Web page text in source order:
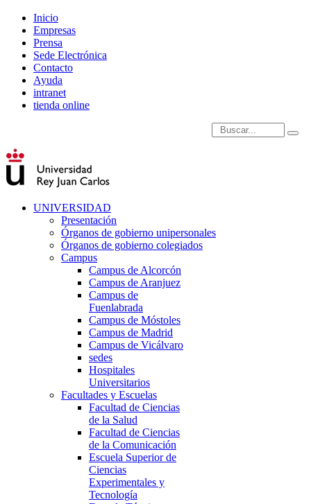
Inicio
Empresas
Prensa
Sede Electrónica
Contacto
Ayuda
intranet
tienda online
Introduce términos de
UNIVERSIDAD
Presentación
Órganos de gobierno unipersonales
Órganos de gobierno colegiados
Campus
Campus de Alcorcón
Campus de Aranjuez
Campus de
Fuenlabrada
Campus de Móstoles
Campus de Madrid
Campus de Vicálvaro
sedes
Hospitales
Universitarios
Facultades y Escuelas
Facultad de Ciencias
de la Salud
Facultad de Ciencias
de la Comunicación
Escuela Superior de
Ciencias
Experimentales y
Tecnología